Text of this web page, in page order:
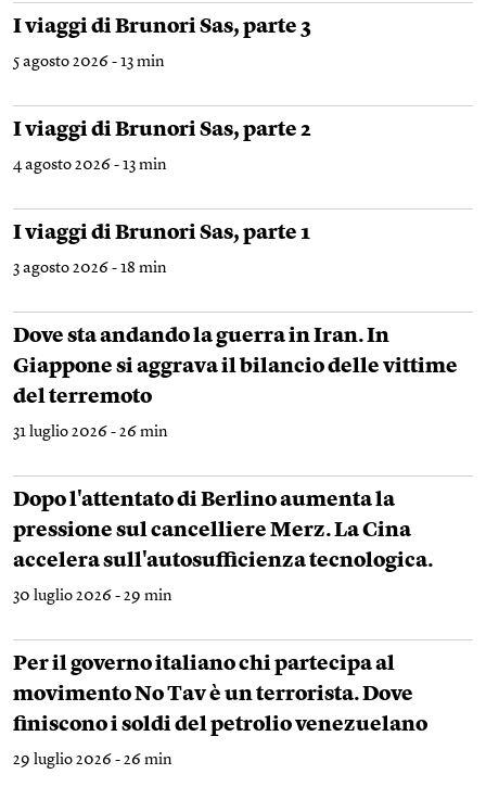
I viaggi di Brunori Sas, parte 3
5 agosto 2026 - 13 min
I viaggi di Brunori Sas, parte 2
4 agosto 2026 - 13 min
I viaggi di Brunori Sas, parte 1
3 agosto 2026 - 18 min
Dove sta andando la guerra in Iran. In
Giappone si aggrava il bilancio delle vittime
del terremoto
31 luglio 2026 - 26 min
Dopo l'attentato di Berlino aumenta la
pressione sul cancelliere Merz. La Cina
accelera sull'autosufficienza tecnologica.
30 luglio 2026 - 29 min
Per il governo italiano chi partecipa al
movimento No Tav è un terrorista. Dove
finiscono i soldi del petrolio venezuelano
29 luglio 2026 - 26 min